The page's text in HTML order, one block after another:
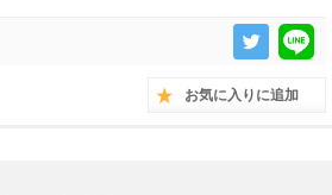
お気に入りに追加